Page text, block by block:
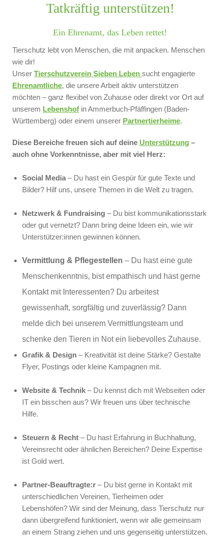
Tatkräftig unterstützen!
Ein Ehrenamt, das Leben rettet!
Tierschutz lebt von Menschen, die mit anpacken. Menschen
wie dir!
Unser Tierschutzverein Sieben Leben sucht engagierte
Ehrenamtliche, die unsere Arbeit aktiv unterstützen
möchten – ganz flexibel von Zuhause oder direkt vor Ort auf
unserem Lebenshof in Ammerbuch-Pfäffingen (Baden-
Württemberg) oder einem unserer Partnertierheime.
Diese Bereiche freuen sich auf deine Unterstützung –
auch ohne Vorkenntnisse, aber mit viel Herz:
Social Media – Du hast ein Gespür für gute Texte und
Bilder? Hilf uns, unsere Themen in die Welt zu tragen.
Netzwerk & Fundraising – Du bist kommunikationsstark
oder gut vernetzt? Dann bring deine Ideen ein, wie wir
Unterstützer:innen gewinnen können.
Vermittlung & Pflegestellen – Du hast eine gute
Menschenkenntnis, bist empathisch und hast gerne
Kontakt mit Interessenten? Du arbeitest
gewissenhaft, sorgfältig und zuverlässig? Dann
melde dich bei unserem Vermittlungsteam und
schenke den Tieren in Not ein liebevolles Zuhause.
Grafik & Design – Kreativität ist deine Stärke? Gestalte
Flyer, Postings oder kleine Kampagnen mit.
Website & Technik – Du kennst dich mit Webseiten oder
IT ein bisschen aus? Wir freuen uns über technische
Hilfe.
Steuern & Recht – Du hast Erfahrung in Buchhaltung,
Vereinsrecht oder ähnlichen Bereichen? Deine Expertise
ist Gold wert.
Partner-Beauftragte:r – Du bist gerne in Kontakt mit
unterschiedlichen Vereinen, Tierheimen oder
Lebenshöfen? Wir sind der Meinung, dass Tierschutz nur
dann übergreifend funktioniert, wenn wir alle gemeinsam
an einem Strang ziehen und uns gegenseitig unterstützen.